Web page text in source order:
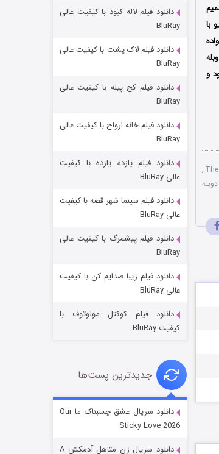
با
و
,
فیلم پیوند 2024 دوبله
شوهر
عملیات آپارتمان
دانلود فیلم لاله کبود با کیفیت عالی
BluRay
دانلود فیلم لاک پشت با کیفیت عالی
BluRay
دانلود فیلم کج‌ پیله با کیفیت عالی
BluRay
دانلود فیلم خانه ارواح با کیفیت عالی
BluRay
دانلود فیلم یازده یازده با کیفیت
عالی BluRay
دانلود فیلم سینما شهر قصه با کیفیت
عالی BluRay
دانلود فیلم پیشمرگ با کیفیت عالی
BluRay
دانلود فیلم زیبا صدایم کن با کیفیت
عالی BluRay
دانلود فیلم کوکتل مولوتوف با
کیفیت BluRay
جدیدترین پست‌ها
دانلود سریال عشق چسبناک ما Our
Sticky Love 2026
دانلود سریال زن متاهل آدمکش A